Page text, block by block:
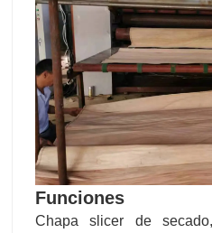
Funciones
Chapa slicer de